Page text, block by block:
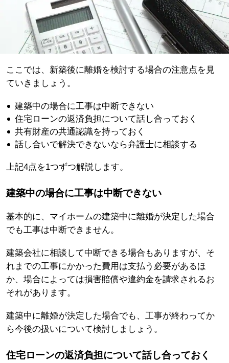
ここでは、新築後に離婚を検討する場合の注意点を見
ていきましょう。
建築中の場合に工事は中断できない
住宅ローンの返済負担について話し合っておく
共有財産の共通認識を持っておく
話し合いで解決できないなら弁護士に相談する
上記4点を1つずつ解説します。
建築中の場合に工事は中断できない
基本的に、マイホームの建築中に離婚が決定した場合
でも工事は中断できません。
建築会社に相談して中断できる場合もありますが、そ
れまでの工事にかかった費用は支払う必要があるほ
か、場合によっては損害賠償や違約金を請求されるお
それがあります。
建築中に離婚が決定した場合でも、工事が終わってか
ら今後の扱いについて検討しましょう。
住宅ローンの返済負担について話し合っておく